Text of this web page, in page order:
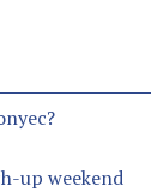
up weekend